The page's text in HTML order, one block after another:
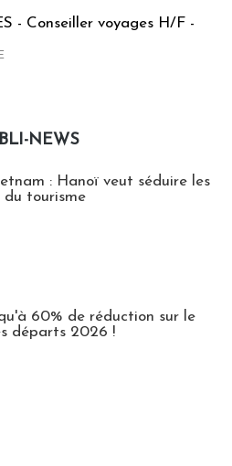
- Conseiller voyages H/F -
NEWS
: Hanoï veut séduire les
du tourisme
60% de réduction sur le
départs 2026 !